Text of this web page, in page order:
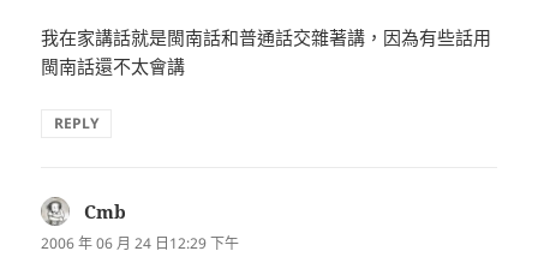
我在家講話就是閩南話和普通話交雜著講，因為有些話用
閩南話還不太會講
REPLY
Cmb
示:
2006 年 06 月 24 日12:29 下午